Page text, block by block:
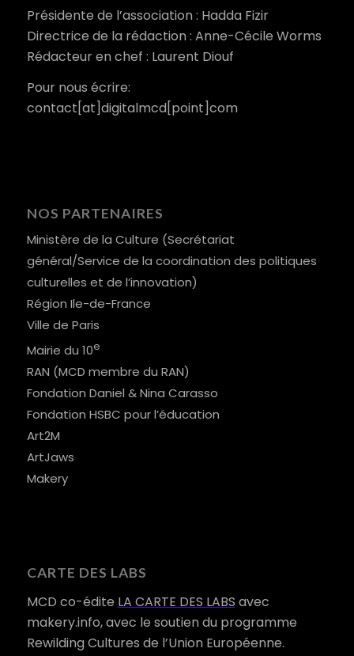
Présidente de l’association : Hadda Fizir
Directrice de la rédaction : Anne-Cécile Worms
Rédacteur en chef : Laurent Diouf
Pour nous écrire:
contact[at]digitalmcd[point]com
NOS PARTENAIRES
Ministère de la Culture (Secrétariat
général/Service de la coordination des politiques
culturelles et de l’innovation)
Région Ile-de-France
Ville de Paris
Mairie du 10e
RAN (MCD membre du RAN)
Fondation Daniel & Nina Carasso
Fondation HSBC pour l’éducation
Art2M
ArtJaws
Makery
CARTE DES LABS
MCD co-édite LA CARTE DES LABS avec
makery.info, avec le soutien du programme
Rewilding Cultures de l’Union Européenne.